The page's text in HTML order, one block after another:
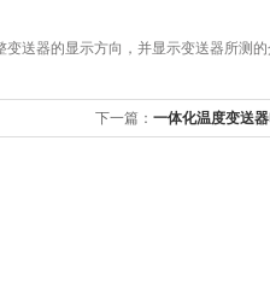
器的显示方向，并显示变送器所测的
下一篇： 一体化温度变送